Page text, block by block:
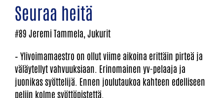
Seuraa heitä
#89 Jeremi Tammela, Jukurit
– Ylivoimamaestro on ollut viime aikoina erittäin pirteä ja
väläytellyt vahvuuksiaan. Erinomainen yv-pelaaja ja
juonikas syöttelijä. Ennen joulutaukoa kahteen edelliseen
peliin kolme syöttöpistettä.